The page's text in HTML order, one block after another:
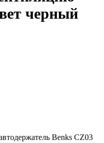
черный
Benks CZ03